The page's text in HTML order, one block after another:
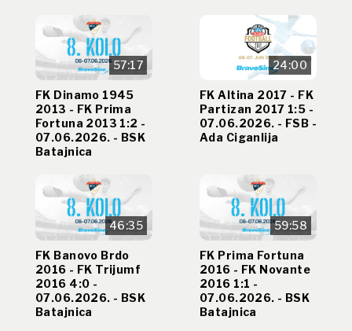
57:17
FK Dinamo 1945
2013 - FK Prima
Fortuna 2013 1:2 -
07.06.2026. - BSK
Batajnica
24:00
FK Altina 2017 - FK
Partizan 2017 1:5 -
07.06.2026. - FSB -
Ada Ciganlija
46:35
FK Banovo Brdo
2016 - FK Trijumf
2016 4:0 -
07.06.2026. - BSK
Batajnica
59:58
FK Prima Fortuna
2016 - FK Novante
2016 1:1 -
07.06.2026. - BSK
Batajnica